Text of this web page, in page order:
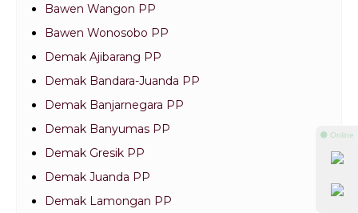
Bawen Wangon PP
Bawen Wonosobo PP
Demak Ajibarang PP
Demak Bandara-Juanda PP
Demak Banjarnegara PP
Demak Banyumas PP
Demak Gresik PP
Demak Juanda PP
Demak Lamongan PP
⚫ Online